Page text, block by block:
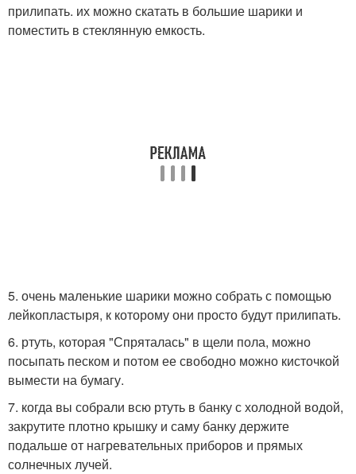
прилипать. их можно скатать в большие шарики и
поместить в стеклянную емкость.
5. очень маленькие шарики можно собрать с помощью
лейкопластыря, к которому они просто будут прилипать.
6. ртуть, которая "Спряталась" в щели пола, можно
посыпать песком и потом ее свободно можно кисточкой
вымести на бумагу.
7. когда вы собрали всю ртуть в банку с холодной водой,
закрутите плотно крышку и саму банку держите
подальше от нагревательных приборов и прямых
солнечных лучей.